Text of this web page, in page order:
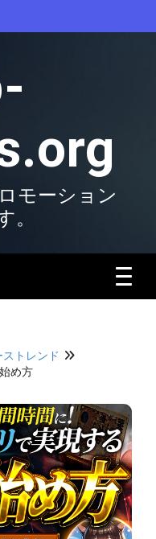
モーション
。
トレンド
め方